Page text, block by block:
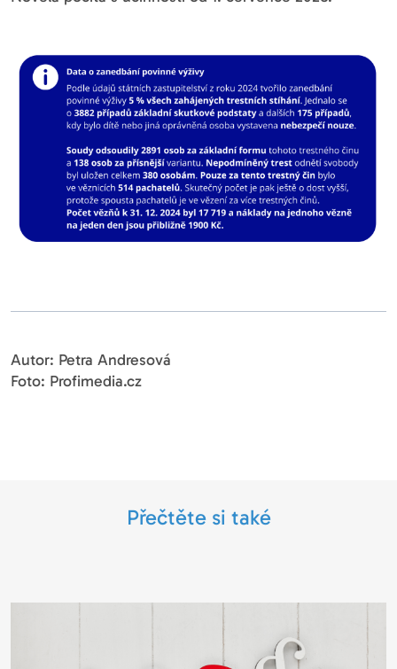
Autor: Petra Andresová
Foto: Profimedia.cz
Přečtěte si také